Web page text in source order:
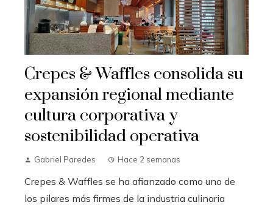
Crepes & Waffles consolida su
expansión regional mediante
cultura corporativa y
sostenibilidad operativa
Gabriel Paredes Hace 2 semanas
Crepes & Waffles se ha afianzado como uno de
los pilares más firmes de la industria culinaria